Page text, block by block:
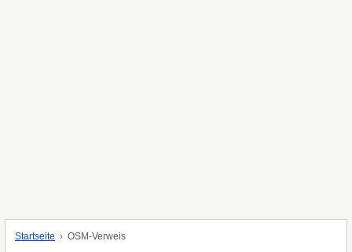
Startseite OSM-Verweis